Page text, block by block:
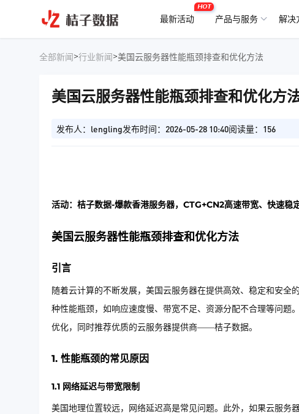
最新活动
HOT
产品与服务 解决
全部新闻>行业新闻>美国云服务器性能瓶颈排查和优化方法
美国云服务器性能瓶颈排查和优化方
发布人：lengling发布时间：2026-05-28 10:40阅读量：156
活动：桔子数据-爆款香港服务器，CTG+CN2高速带宽、快速稳
美国云服务器性能瓶颈排查和优化方法
引言
随着云计算的不断发展，美国云服务器在提供高效、稳定和安
种性能瓶颈，如响应速度慢、带宽不足、资源分配不合理等问题
优化，同时推荐优质的云服务器提供商——桔子数据。
1. 性能瓶颈的常见原因
1.1 网络延迟与带宽限制
美国地理位置较远，网络延迟高是常见问题。此外，如果云服务